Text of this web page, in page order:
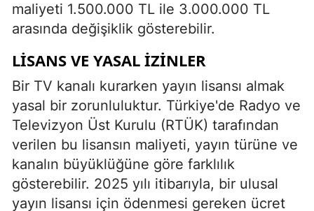
maliyeti 1.500.000 TL ile 3.000.000 TL
arasında değişiklik gösterebilir.
LISANS VE YASAL İZINLER
Bir TV kanalı kurarken yayın lisansı almak
yasal bir zorunluluktur. Türkiye'de Radyo ve
Televizyon Üst Kurulu (RTÜK) tarafından
verilen bu lisansın maliyeti, yayın türüne ve
kanalın büyüklüğüne göre farklılık
gösterebilir. 2025 yılı itibarıyla, bir ulusal
yayın lisansı için ödenmesi gereken ücret